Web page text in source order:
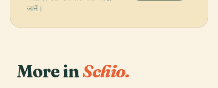
जानें।
More inSchio.